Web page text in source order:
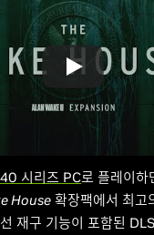
시리즈 PC로 플레이
House 확장팩에서 최고
재구 기능이 포함된